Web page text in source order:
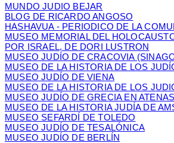
MUNDO JUDIO BEJAR
BLOG DE RICARDO ANGOSO
HASHAVUA - PERIODICO DE LA
MUSEO MEMORIAL DEL
POR ISRAEL, DE DORI LUSTRON
MUSEO JUDÍO DE CRACOVIA
MUSEO DE LA HISTORIA DE LOS
MUSEO JUDÍO DE VIENA
MUSEO DE LA HISTORIA DE LOS
MUSEO JUDÍO DE GRECIA EN ATENAS
MUSEO DE LA HISTORIA JUDÍA DE
MUSEO SEFARDÍ DE TOLEDO
MUSEO JUDÍO DE TESALÓNICA
MUSEO JUDÍO DE BERLÍN